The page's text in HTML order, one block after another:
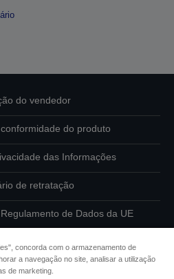
do vendedor
do produto
das Informações
de retratação
de Dados da UE
sobre cookies
concorda com o armazenamento de
a navegação no site, analisar a utilização
de marketing.